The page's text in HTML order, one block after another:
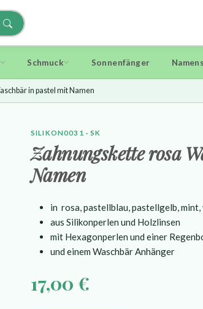
Schmuck Sonnenfänger
in pastel mit Namen
SILIKON0031 · SK
Zahnungskette rosa
Namen
in rosa, pastellblau, pastellgelb, mint,
aus Silikonperlen und Holzlinsen
mit Hexagonperlen und einer
und einem Waschbär Anhänger
17,00 €